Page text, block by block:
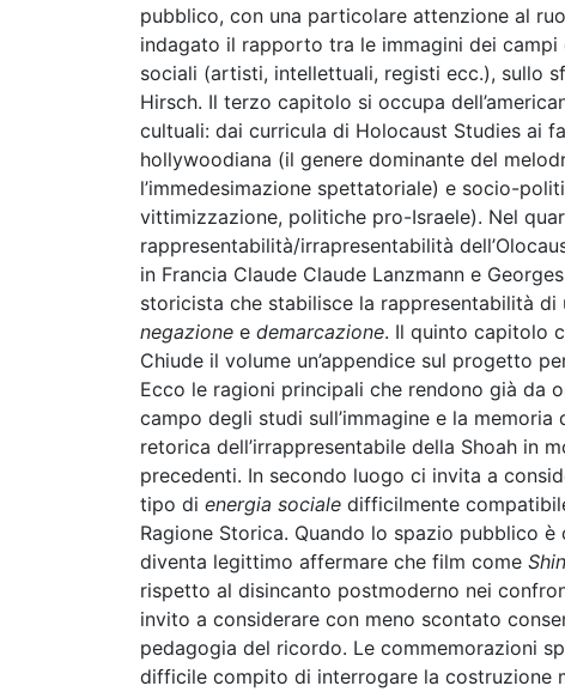
pubblico, con una particolare attenzione al
indagato il rapporto tra le immagini dei
sociali (artisti, intellettuali, registi ecc.), sullo
Hirsch. Il terzo capitolo si occupa
cultuali: dai curricula di Holocaust Studies ai
hollywoodiana (il genere dominante del
l’immedesimazione spettatoriale) e socio-
vittimizzazione, politiche pro-Israele). Nel
rappresentabilità/irrapresentabilità
in Francia Claude Claude Lanzmann e
storicista che stabilisce la rappresentabilità
negazione e demarcazione. Il quinto capitolo
Chiude il volume un’appendice sul progetto
Ecco le ragioni principali che rendono già da
campo degli studi sull’immagine e la
retorica dell’irrappresentabile della Shoah in
precedenti. In secondo luogo ci invita a
tipo di energia sociale difficilmente
Ragione Storica. Quando lo spazio pubblico
diventa legittimo affermare che film come
rispetto al disincanto postmoderno nei
invito a considerare con meno scontato
pedagogia del ricordo. Le commemorazioni
difficile compito di interrogare la costruzione